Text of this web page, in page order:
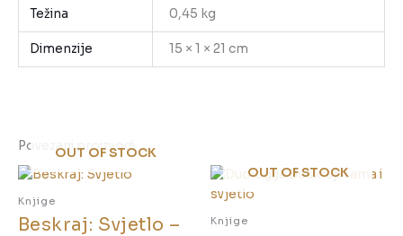
Težina 0,45 kg
Dimenzije 15 × 1 × 21 cm
Povezani proizvodi
OUT OF STOCK
Knjige
Beskraj: Svjetlo –
OUT OF STOCK
Knjige